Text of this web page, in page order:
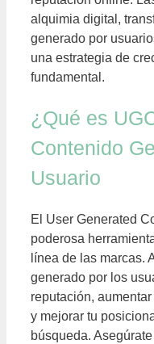
alquimia digital,
generado por
una estrategia de
fundamental.
¿Qué es
Contenido
Usuario
El User Generated
poderosa
línea de las marcas.
generado por los
reputación,
y mejorar tu
búsqueda.